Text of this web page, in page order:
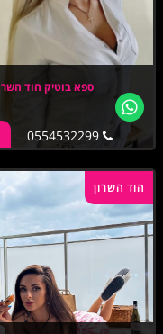
ספא בוטיק הוד
0554532299
הוד השרון